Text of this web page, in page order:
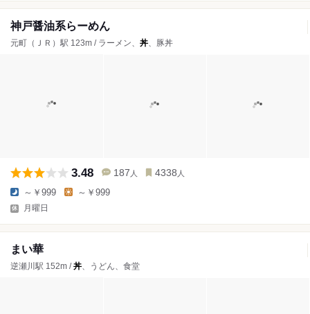
神戸醤油系らーめん
元町（ＪＲ）駅 123m / ラーメン、 丼、豚丼
3.48 187 人 4338 人
～￥999 ～￥999
月曜日
まい華
逆瀬川駅 152m /丼、うどん、食堂